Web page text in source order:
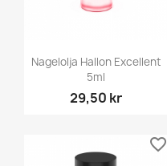
Nagelolja Hallon Excellent
5ml
29,50 kr
favorite_border